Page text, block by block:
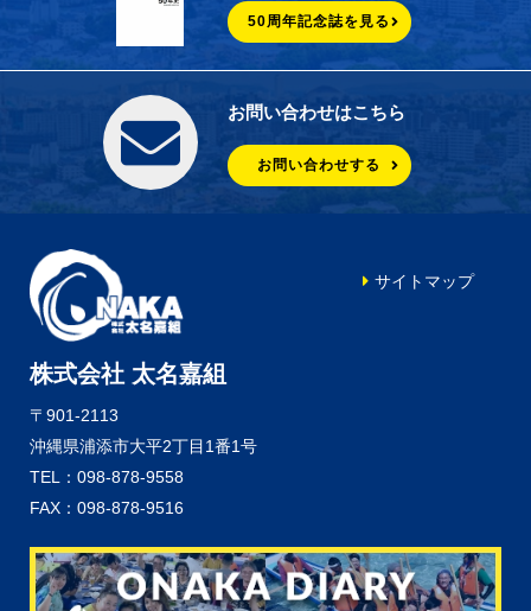
50周年記念誌を見る
お問い合わせはこちら
お問い合わせする
株式会社 太名嘉組
〒901-2113
沖縄県浦添市大平2丁目1番1号
TEL：098-878-9558
FAX：098-878-9516
サイトマップ